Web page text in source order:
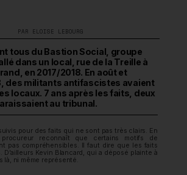
PAR ELOISE LEBOURG
tous du Bastion Social, groupe
dans un local, rue de la Treille à
en 2017/2018. En août et
des militants antifascistes avaient
locaux. 7 ans après les faits, deux
au tribunal.
pour des faits qui ne sont pas très clairs. En
reconnaît que certains motifs de
pas compréhensibles. Il faut dire que les faits
D’ailleurs Kevin Blancard, qui a déposé plainte à
là, ni même représenté.